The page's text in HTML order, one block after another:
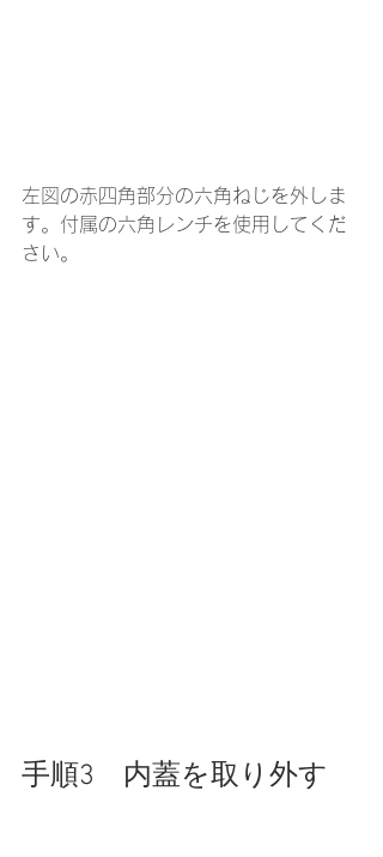
左図の赤四角部分の六角ねじを外しま
す。付属の六角レンチを使用してくだ
さい。
手順3　内蓋を取り外す